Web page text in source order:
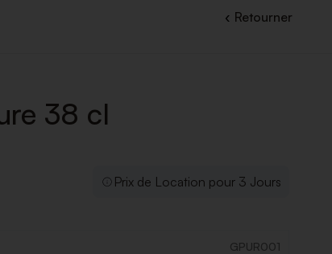
Retourner
38 cl
Prix de Location pour 3 Jours
GPUR001